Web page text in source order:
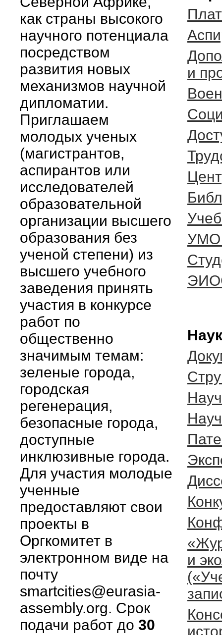
как страны высокого
научного потенциала
посредством
развития новых
механизмов научной
дипломатии.
Приглашаем
молодых ученых
(магистрантов,
аспирантов или
исследователей
образовательной
организации высшего
образования без
ученой степени) из
высшего учебного
заведения принять
участия в конкурсе
работ по
общественно
значимым темам:
зеленые города,
городская
регенерация,
безопасные города,
доступные
инклюзивные города.
Для участия молодые
ученные
предоставляют свои
проекты в
Оргкомитет в
электронном виде на
почту
smartcities@eurasia-
assembly.org. Срок
подачи работ до 30
и
УМО
и